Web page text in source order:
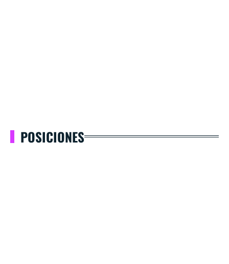
POSICIONES